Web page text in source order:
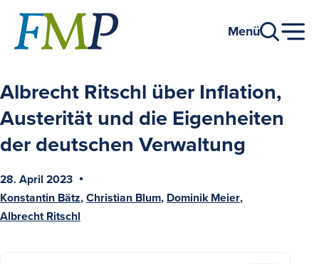
main
Menü
Albrecht Ritschl über Inflation,
Austerität und die Eigenheiten
der deutschen Verwaltung
Published
on
28. April 2023
Authors
Konstantin Bätz Christian Blum Dominik Meier
Albrecht Ritschl